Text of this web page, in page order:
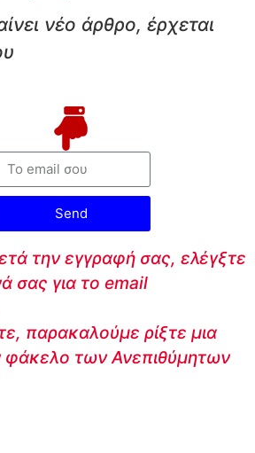
νέο άρθρο, έρχεται
Send
την εγγραφή σας, ελέγξτε
σας για το email
παρακαλούμε ρίξτε μια
φάκελο των Ανεπιθύμητων